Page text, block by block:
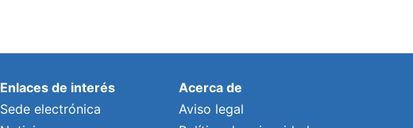
Enlaces de interés
Sede electrónica
Acerca de
Aviso legal